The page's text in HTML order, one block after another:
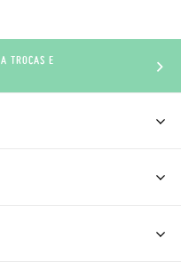
TROCAS E